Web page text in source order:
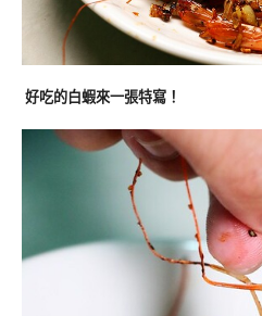
好吃的白蝦來一張特寫！